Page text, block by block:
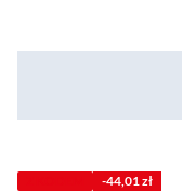
-44,01 zł